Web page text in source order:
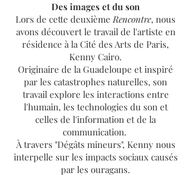
Des images et du son
Lors de cette deuxièmeRencontre, nous
avons découvert le travail de l'artiste en
résidence à la Cité des Arts de Paris,
Kenny Cairo.
Originaire de la Guadeloupe et inspiré
par les catastrophes naturelles, son
travail explore les interactions entre
l'humain, les technologies du son et
celles de l'information et de la
communication.
À travers "Dégâts mineurs", Kenny nous
interpelle sur les impacts sociaux causés
par les ouragans.